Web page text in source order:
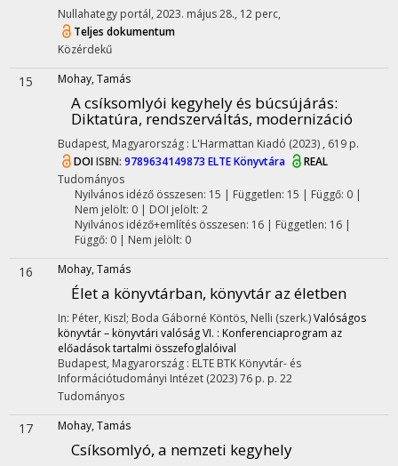
Nullahategy portál, 2023. május 28., 12 perc,
Teljes dokumentum
Közérdekű
15 Mohay, Tamás
A csíksomlyói kegyhely és búcsújárás:
Diktatúra, rendszerváltás, modernizáció
Budapest, Magyarország : L'Harmattan Kiadó (2023) , 619 p.
DOIISBN: 9789634149873 ELTE Könyvtára
REAL
Tudományos
Nyilvános idéző összesen: 15 | Független: 15 | Függő: 0 |
Nem jelölt: 0 | DOI jelölt: 2
Nyilvános idéző+említés összesen: 16| Független: 16 |
Függő: 0 | Nem jelölt: 0
16 Mohay, Tamás
Élet a könyvtárban, könyvtár az életben
In: Péter, Kiszl; Boda Gáborné Köntös, Nelli (szerk.)Valóságos
könyvtár – könyvtári valóság VI. : Konferenciaprogram az
előadások tartalmi összefoglalóival
Budapest, Magyarország : ELTE BTK Könyvtár- és
Információtudományi Intézet (2023)76 p. p. 22
Tudományos
17 Mohay, Tamás
Csíksomlyó, a nemzeti kegyhely